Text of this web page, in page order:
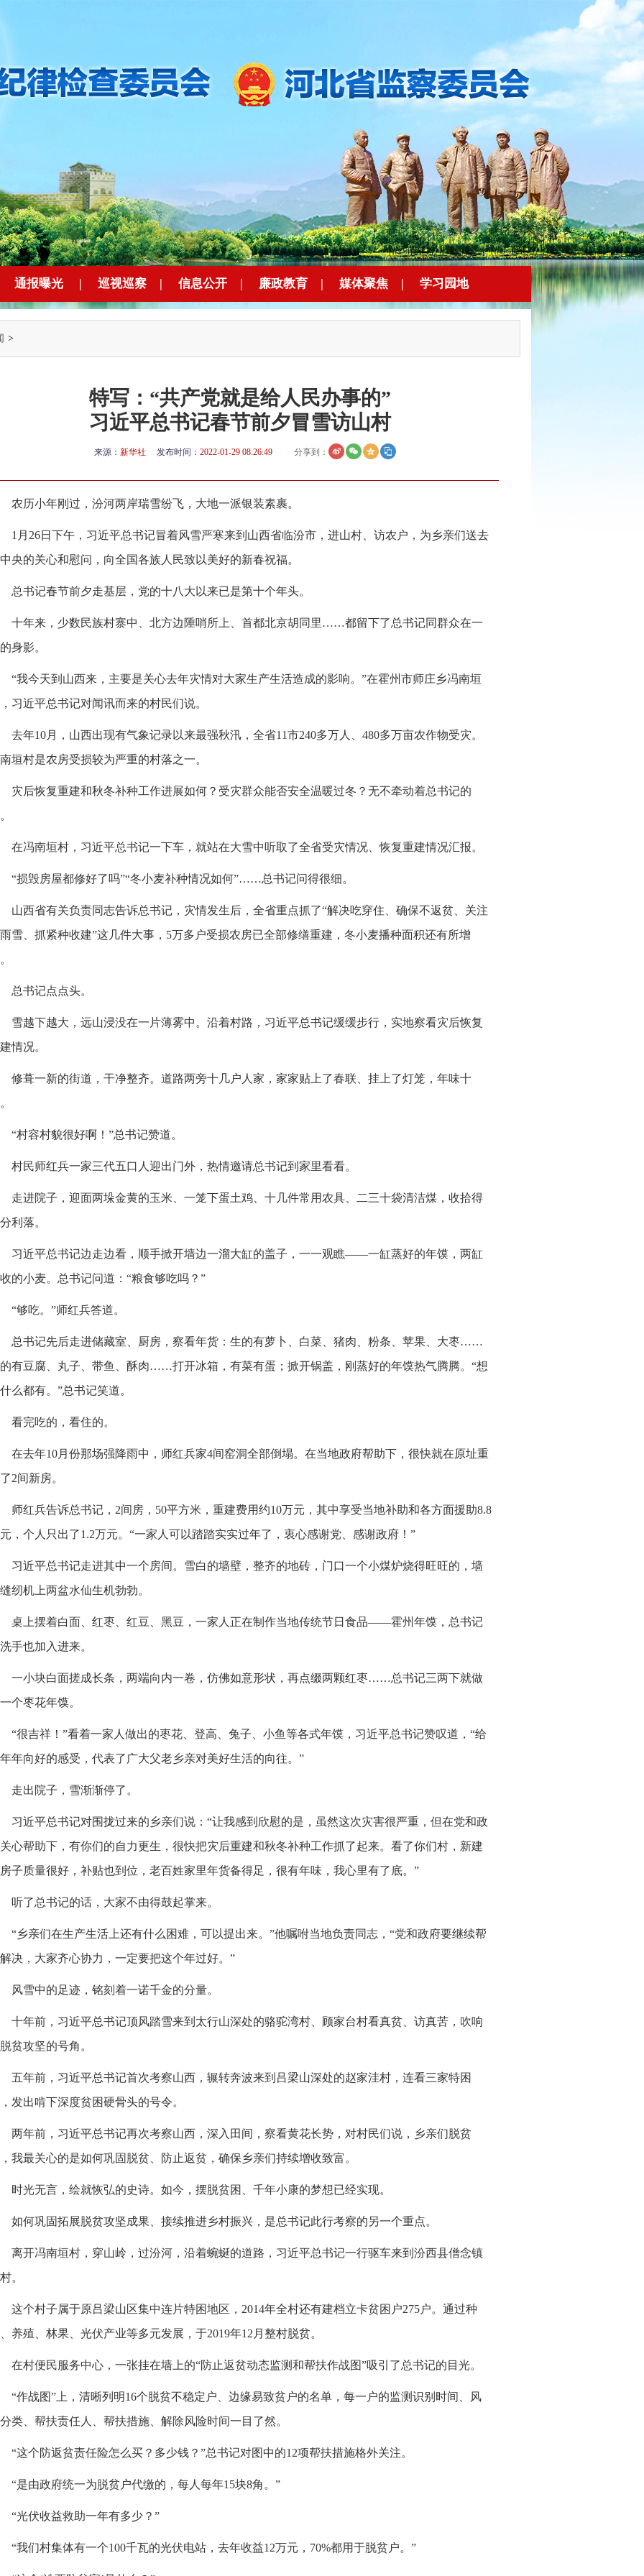
通报曝光 | 巡视巡察 | 信息公开 | 廉政教育 | 媒体聚焦 | 学习园地
>
特写：“共产党就是给人民办事的”
习近平总书记春节前夕冒雪访山村
来源： 新华社 发布时间： 2022-01-29 08:26:49 分享到：
农历小年刚过，汾河两岸瑞雪纷飞，大地一派银装素裹。
1月26日下午，习近平总书记冒着风雪严寒来到山西省临汾市，进山村、访农户，为乡亲们送去
央的关心和慰问，向全国各族人民致以美好的新春祝福。
总书记春节前夕走基层，党的十八大以来已是第十个年头。
十年来，少数民族村寨中、北方边陲哨所上、首都北京胡同里……都留下了总书记同群众在一
身影。
“我今天到山西来，主要是关心去年灾情对大家生产生活造成的影响。”在霍州市师庄乡冯南垣
习近平总书记对闻讯而来的村民们说。
去年10月，山西出现有气象记录以来最强秋汛，全省11市240多万人、480多万亩农作物受灾。
垣村是农房受损较为严重的村落之一。
灾后恢复重建和秋冬补种工作进展如何？受灾群众能否安全温暖过冬？无不牵动着总书记的
在冯南垣村，习近平总书记一下车，就站在大雪中听取了全省受灾情况、恢复重建情况汇报。
“损毁房屋都修好了吗”“冬小麦补种情况如何”……总书记问得很细。
山西省有关负责同志告诉总书记，灾情发生后，全省重点抓了“解决吃穿住、确保不返贫、关注
雪、抓紧种收建”这几件大事，5万多户受损农房已全部修缮重建，冬小麦播种面积还有所增
总书记点点头。
雪越下越大，远山浸没在一片薄雾中。沿着村路，习近平总书记缓缓步行，实地察看灾后恢复
情况。
修葺一新的街道，干净整齐。道路两旁十几户人家，家家贴上了春联、挂上了灯笼，年味十
“村容村貌很好啊！”总书记赞道。
村民师红兵一家三代五口人迎出门外，热情邀请总书记到家里看看。
走进院子，迎面两垛金黄的玉米、一笼下蛋土鸡、十几件常用农具、二三十袋清洁煤，收拾得
利落。
习近平总书记边走边看，顺手掀开墙边一溜大缸的盖子，一一观瞧——一缸蒸好的年馍，两缸
的小麦。总书记问道：“粮食够吃吗？”
“够吃。”师红兵答道。
总书记先后走进储藏室、厨房，察看年货：生的有萝卜、白菜、猪肉、粉条、苹果、大枣……
有豆腐、丸子、带鱼、酥肉……打开冰箱，有菜有蛋；掀开锅盖，刚蒸好的年馍热气腾腾。“想
么都有。”总书记笑道。
看完吃的，看住的。
在去年10月份那场强降雨中，师红兵家4间窑洞全部倒塌。在当地政府帮助下，很快就在原址重
2间新房。
师红兵告诉总书记，2间房，50平方米，重建费用约10万元，其中享受当地补助和各方面援助8.8
，个人只出了1.2万元。“一家人可以踏踏实实过年了，衷心感谢党、感谢政府！”
习近平总书记走进其中一个房间。雪白的墙壁，整齐的地砖，门口一个小煤炉烧得旺旺的，墙
纫机上两盆水仙生机勃勃。
桌上摆着白面、红枣、红豆、黑豆，一家人正在制作当地传统节日食品——霍州年馍，总书记
手也加入进来。
一小块白面搓成长条，两端向内一卷，仿佛如意形状，再点缀两颗红枣……总书记三两下就做
个枣花年馍。
“很吉祥！”看着一家人做出的枣花、登高、兔子、小鱼等各式年馍，习近平总书记赞叹道，“给
年年向好的感受，代表了广大父老乡亲对美好生活的向往。”
走出院子，雪渐渐停了。
习近平总书记对围拢过来的乡亲们说：“让我感到欣慰的是，虽然这次灾害很严重，但在党和政
心帮助下，有你们的自力更生，很快把灾后重建和秋冬补种工作抓了起来。看了你们村，新建
子质量很好，补贴也到位，老百姓家里年货备得足，很有年味，我心里有了底。”
听了总书记的话，大家不由得鼓起掌来。
“乡亲们在生产生活上还有什么困难，可以提出来。”他嘱咐当地负责同志，“党和政府要继续帮
决，大家齐心协力，一定要把这个年过好。”
风雪中的足迹，铭刻着一诺千金的分量。
十年前，习近平总书记顶风踏雪来到太行山深处的骆驼湾村、顾家台村看真贫、访真苦，吹响
贫攻坚的号角。
五年前，习近平总书记首次考察山西，辗转奔波来到吕梁山深处的赵家洼村，连看三家特困
发出啃下深度贫困硬骨头的号令。
两年前，习近平总书记再次考察山西，深入田间，察看黄花长势，对村民们说，乡亲们脱贫
我最关心的是如何巩固脱贫、防止返贫，确保乡亲们持续增收致富。
时光无言，绘就恢弘的史诗。如今，摆脱贫困、千年小康的梦想已经实现。
如何巩固拓展脱贫攻坚成果、接续推进乡村振兴，是总书记此行考察的另一个重点。
离开冯南垣村，穿山岭，过汾河，沿着蜿蜒的道路，习近平总书记一行驱车来到汾西县僧念镇
。
这个村子属于原吕梁山区集中连片特困地区，2014年全村还有建档立卡贫困户275户。通过种
养殖、林果、光伏产业等多元发展，于2019年12月整村脱贫。
在村便民服务中心，一张挂在墙上的“防止返贫动态监测和帮扶作战图”吸引了总书记的目光。
“作战图”上，清晰列明16个脱贫不稳定户、边缘易致贫户的名单，每一户的监测识别时间、风
类、帮扶责任人、帮扶措施、解除风险时间一目了然。
“这个防返贫责任险怎么买？多少钱？”总书记对图中的12项帮扶措施格外关注。
“是由政府统一为脱贫户代缴的，每人每年15块8角。”
“光伏收益救助一年有多少？”
“我们村集体有一个100千瓦的光伏电站，去年收益12万元，70%都用于脱贫户。”